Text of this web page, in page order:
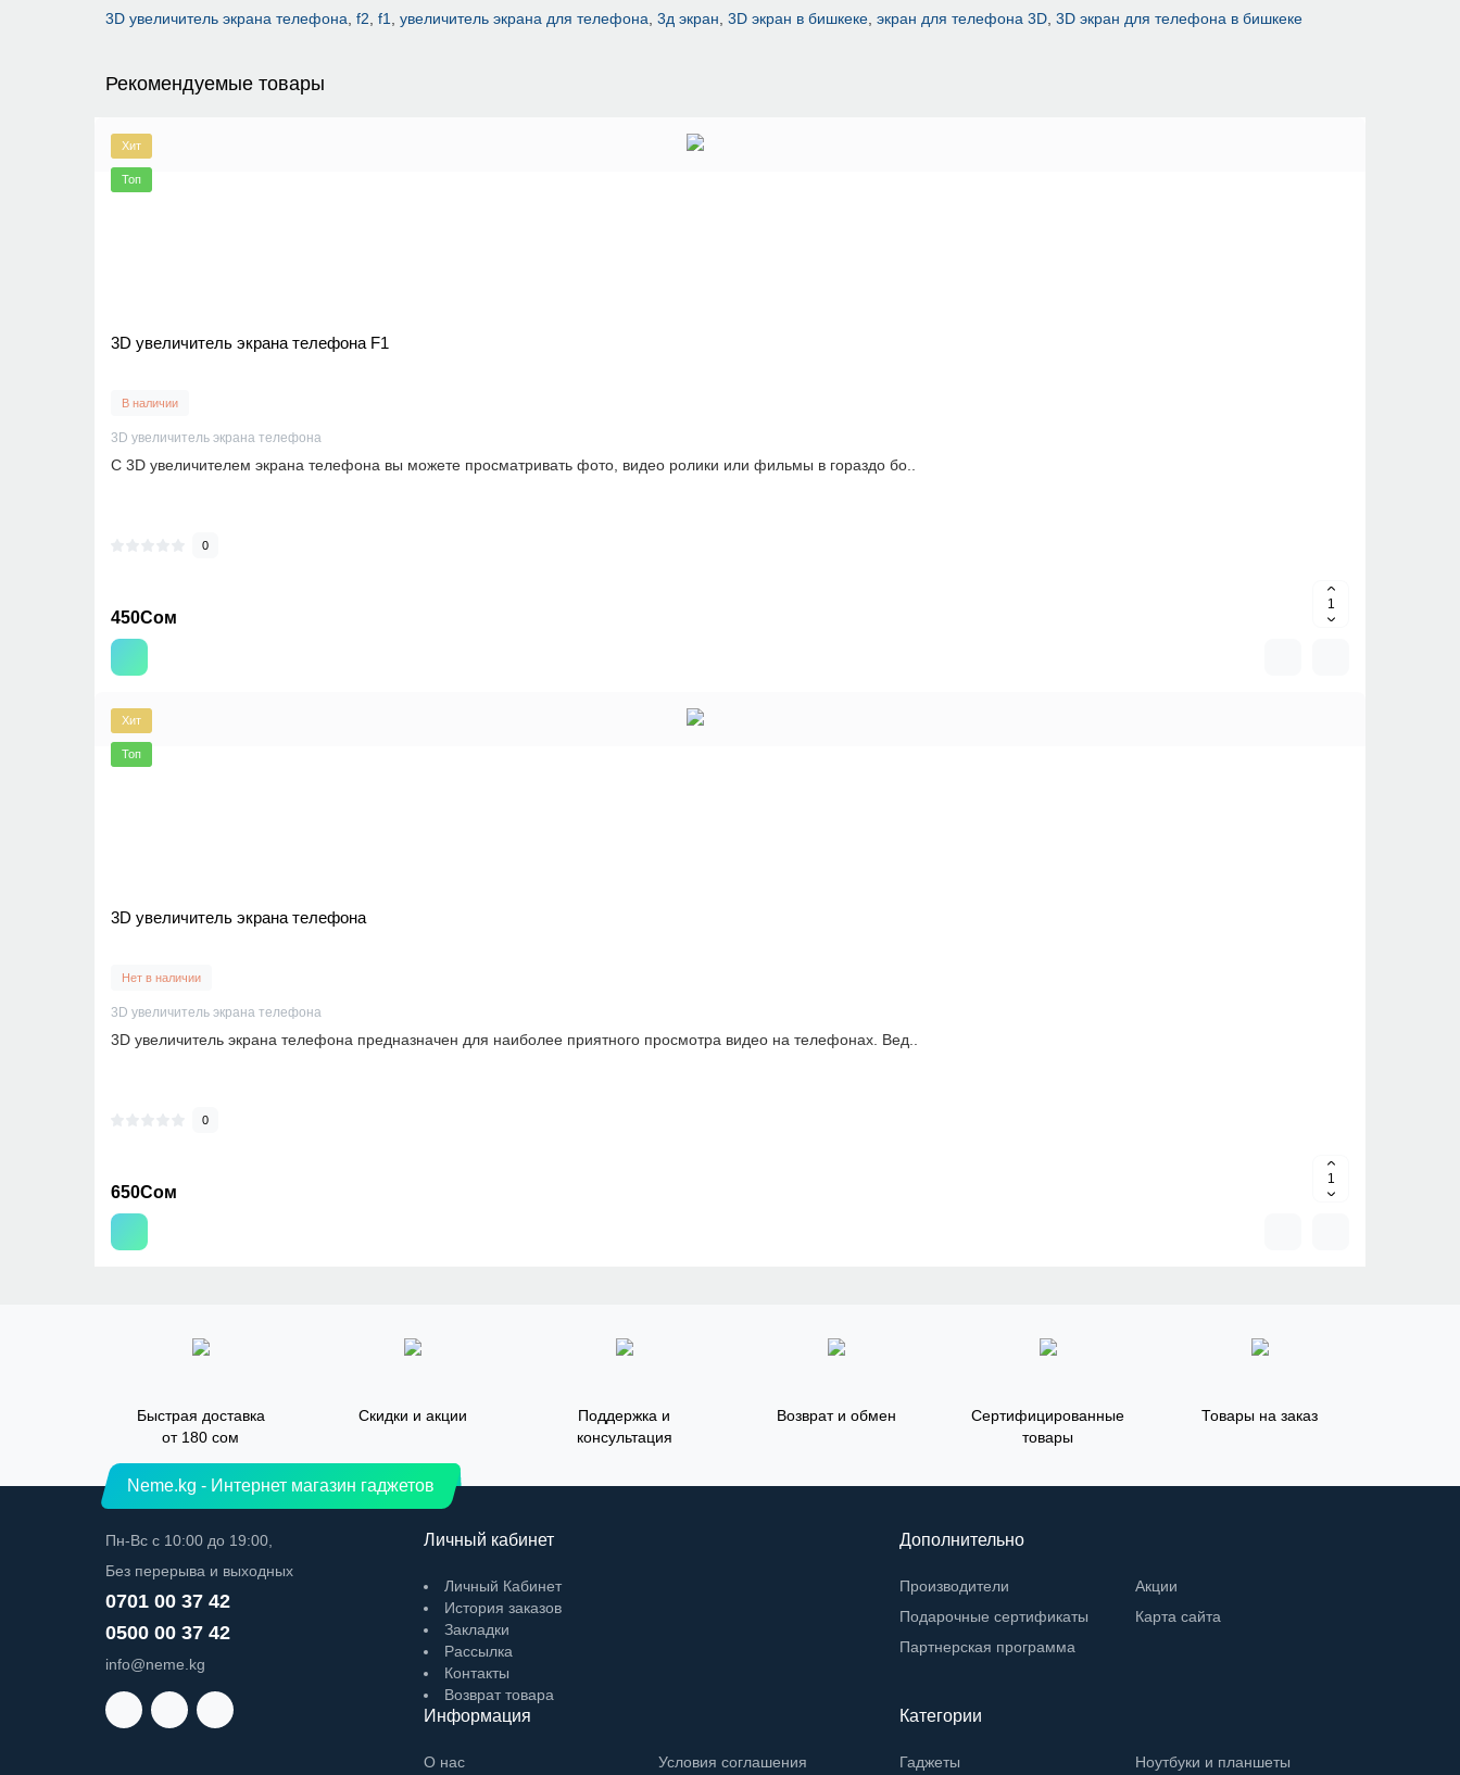
3D увеличитель экрана телефона f2 f1 увеличитель экрана для телефона 3д экран 3D экран в бишкеке экран для телефона 3D 3D экран для телефона в бишкеке
Рекомендуемые товары
Хит
Топ
3D увеличитель экрана телефона F1
В наличии
3D увеличитель экрана телефона
С 3D увеличителем экрана телефона вы можете просматривать фото, видео ролики или фильмы в гораздо бо..
0
450Сом
Хит
Топ
3D увеличитель экрана телефона
Нет в наличии
3D увеличитель экрана телефона
3D увеличитель экрана телефона предназначен для наиболее приятного просмотра видео на телефонах. Вед..
0
650Сом
Быстрая доставка
от 180 сом
Скидки и акции
Поддержка и
консультация
Возврат и обмен
Сертифицированные
товары
Товары на заказ
Neme.kg - Интернет магазин гаджетов
Пн-Вс с 10:00 до 19:00,
Без перерыва и выходных
0701 00 37 42
0500 00 37 42
info@neme.kg
Личный кабинет
Личный Кабинет
История заказов
Закладки
Рассылка
Контакты
Возврат товара
Дополнительно
Производители
Подарочные сертификаты
Партнерская программа
Акции
Карта сайта
Информация
О нас Условия соглашения
Категории
Гаджеты Ноутбуки и планшеты